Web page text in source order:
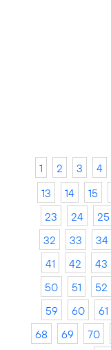
1 2 3 4
13
14 15
23
24 25
32
33 34
41
42 43
50
51 52
59
60 61
68
69 70